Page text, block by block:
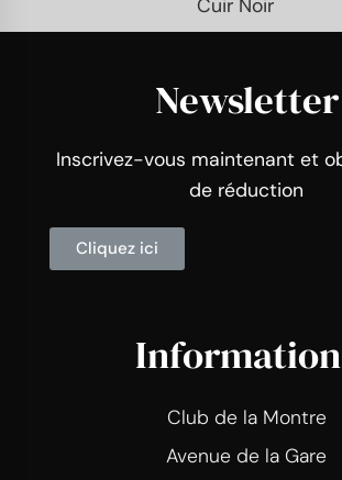
Cuir Noir
Newsletter
Inscrivez-vous maintenant et
de réduction
Cliquez ici
Club de la Montre
Avenue de la Gare